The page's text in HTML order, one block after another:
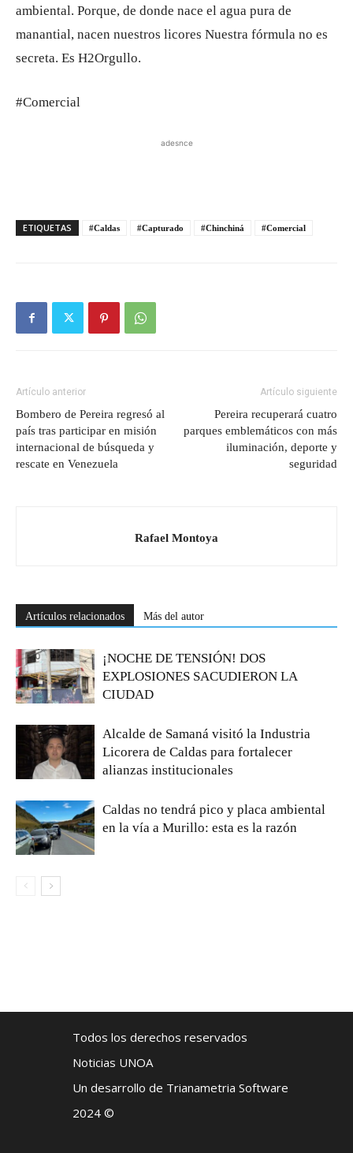
ambiental. Porque, de donde nace el agua pura de
manantial, nacen nuestros licores Nuestra fórmula no es
secreta. Es H2Orgullo.
#Comercial
adesnce
ETIQUETAS #Caldas #Capturado #Chinchiná #Comercial
Artículo anterior
Bombero de Pereira regresó al
país tras participar en misión
internacional de búsqueda y
rescate en Venezuela
Artículo siguiente
Pereira recuperará cuatro
parques emblemáticos con más
iluminación, deporte y
seguridad
Rafael Montoya
Artículos relacionados Más del autor
¡NOCHE DE TENSIÓN! DOS
EXPLOSIONES SACUDIERON LA
CIUDAD
Alcalde de Samaná visitó la Industria
Licorera de Caldas para fortalecer
alianzas institucionales
Caldas no tendrá pico y placa ambiental
en la vía a Murillo: esta es la razón
Todos los derechos reservados
Noticias UNOA
Un desarrollo de Trianametria Software
2024 ©